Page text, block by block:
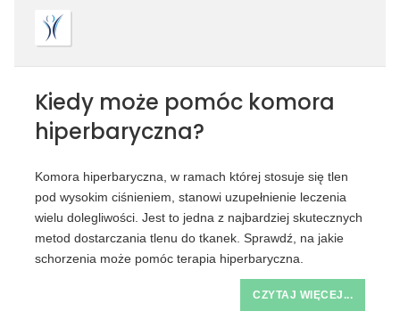
Kiedy może pomóc komora
hiperbaryczna?
Komora hiperbaryczna, w ramach której stosuje się tlen
pod wysokim ciśnieniem, stanowi uzupełnienie leczenia
wielu dolegliwości. Jest to jedna z najbardziej skutecznych
metod dostarczania tlenu do tkanek. Sprawdź, na jakie
schorzenia może pomóc terapia hiperbaryczna.
CZYTAJ WIĘCEJ...